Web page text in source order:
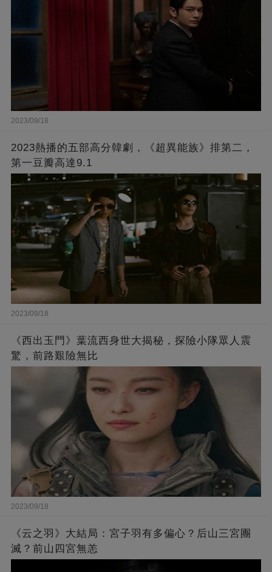
2023/09/18
2023熱播的五部高分韓劇，《超異能族》排第二，
第一豆瓣高達9.1
2023/09/18
《西出玉門》葉流西身世大揭秘，探險小隊眾人震
驚，前路艱險無比
2023/09/18
《云之羽》大結局：宮子羽有多偏心？后山三宮團
滅？前山四宮無恙